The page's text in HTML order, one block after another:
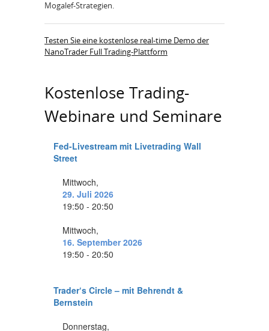
Mogalef-Strategien.
Testen Sie eine kostenlose real-time Demo der
NanoTrader Full Trading-Plattform
Kostenlose Trading-
Webinare und Seminare